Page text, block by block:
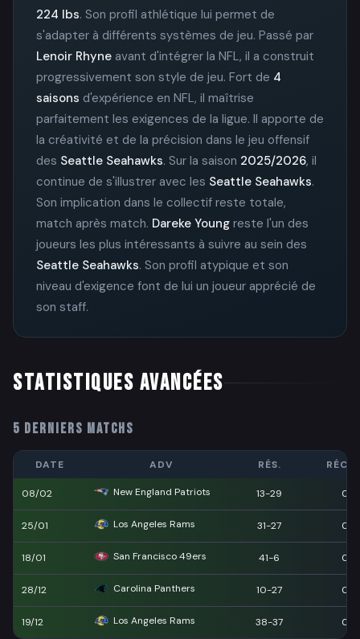
224 lbs. Son profil athlétique lui permet de
s'adapter à différents systèmes de jeu. Passé par
Lenoir Rhyne avant d'intégrer la NFL, il a construit
progressivement son style de jeu. Fort de 4
saisons d'expérience en NFL, il maîtrise
parfaitement les exigences de la ligue. Il apporte de
la créativité et de la précision dans le jeu offensif
des Seattle Seahawks. Sur la saison 2025/2026, il
continue de s'illustrer avec les Seattle Seahawks.
Son implication dans le collectif reste totale,
match après match. Dareke Young reste l'un des
joueurs les plus intéressants à suivre au sein des
Seattle Seahawks. Son profil atypique et son
niveau d'exigence font de lui un joueur apprécié de
son staff.
STATISTIQUES AVANCÉES
5 DERNIERS MATCHS
DATE ADV RÉS.
08/02 New England Patriots 13-29 0
25/01 Los Angeles Rams 31-27 0
18/01 San Francisco 49ers 41-6 0
28/12 Carolina Panthers 10-27 0
19/12 Los Angeles Rams 38-37 0